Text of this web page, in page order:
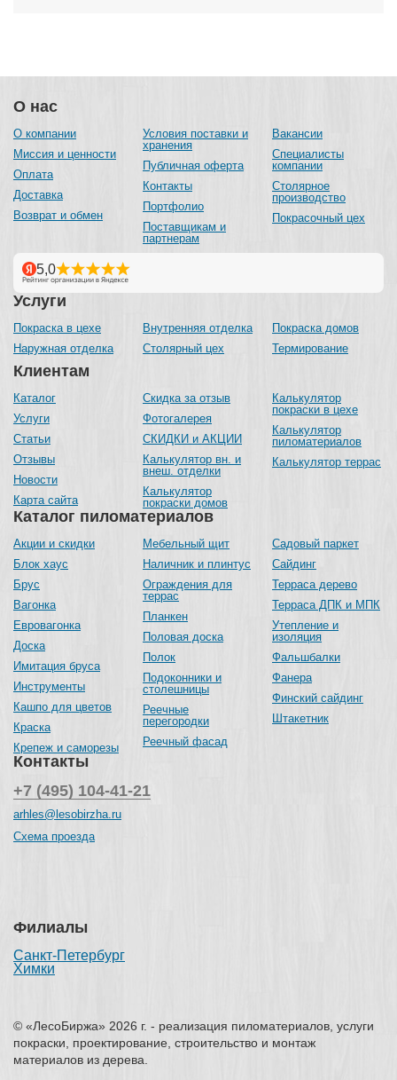
О нас
О компании
Миссия и ценности
Оплата
Доставка
Возврат и обмен
Условия поставки и
хранения
Публичная оферта
Контакты
Портфолио
Поставщикам и
партнерам
Вакансии
Специалисты
компании
Столярное
производство
Покрасочный цех
Каталог пиломатериалов
Акции и скидки
Блок хаус
Брус
Вагонка
Евровагонка
Доска
Имитация бруса
Инструменты
Кашпо для цветов
Краска
Крепеж и саморезы
Мебельный щит
Наличник и плинтус
Ограждения для
террас
Планкен
Половая доска
Полок
Подоконники и
столешницы
Реечные
перегородки
Реечный фасад
Садовый паркет
Сайдинг
Терраса дерево
Терраса ДПК и МПК
Утепление и
изоляция
Фальшбалки
Фанера
Финский сайдинг
Штакетник
Услуги
Покраска в цехе
Наружная отделка
Внутренняя отделка
Столярный цех
Покраска домов
Термирование
Клиентам
Каталог
Услуги
Статьи
Отзывы
Новости
Карта сайта
Скидка за отзыв
Фотогалерея
СКИДКИ и АКЦИИ
Калькулятор вн. и
внеш. отделки
Калькулятор
покраски домов
Калькулятор
покраски в цехе
Калькулятор
пиломатериалов
Калькулятор террас
Контакты
+7 (495) 104-41-21
arhles@lesobirzha.ru
Схема проезда
Филиалы
Санкт-Петербург
Химки
© «ЛесоБиржа» 2026 г. - реализация пиломатериалов, услуги
покраски, проектирование, строительство и монтаж
материалов из дерева.